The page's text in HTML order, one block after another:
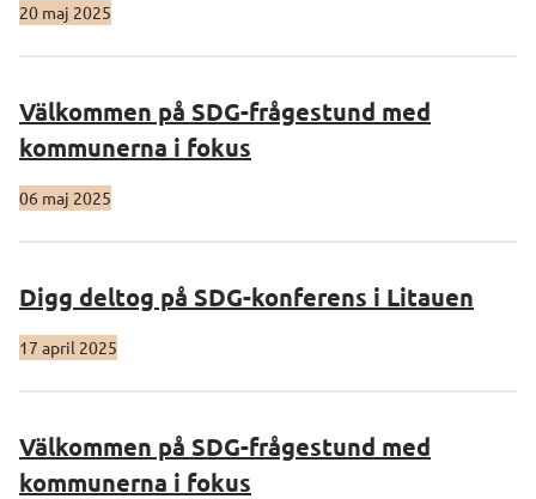
20 maj 2025
Välkommen på SDG-frågestund med
kommunerna i fokus
06 maj 2025
Digg deltog på SDG-konferens i Litauen
17 april 2025
Välkommen på SDG-frågestund med
kommunerna i fokus